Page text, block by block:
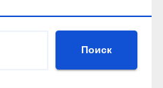
Поиск